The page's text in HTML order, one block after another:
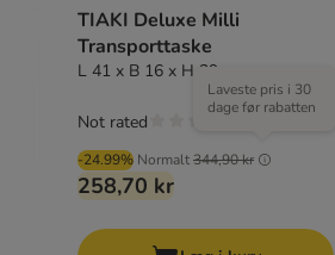
TIAKI Deluxe Milli
Transporttaske
L 41 x B 16 x H 29 cm
-24.99% Normalt344,90 kr
Laveste pris i 30
dage før rabatten
258,70 kr
Not rated